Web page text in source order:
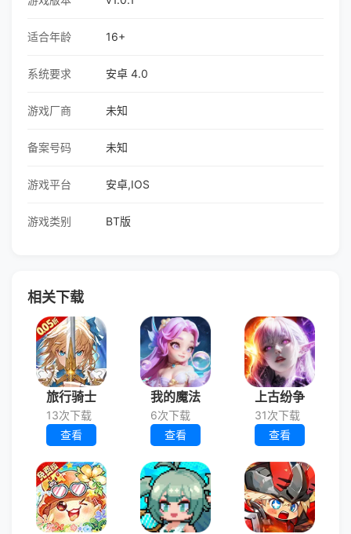
适合年龄 16+
系统要求 安卓 4.0
游戏厂商 未知
备案号码 未知
游戏平台 安卓,IOS
游戏类别 BT版
相关下载
旅行骑士
13次下载
查看
我的魔法
6次下载
查看
上古纷争
31次下载
查看